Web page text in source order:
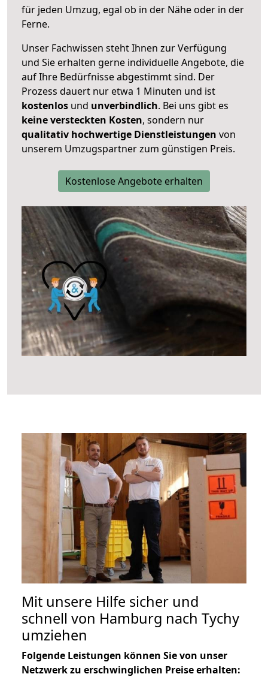
für jeden Umzug, egal ob in der Nähe oder in der
Ferne.
Unser Fachwissen steht Ihnen zur Verfügung
und Sie erhalten gerne individuelle Angebote, die
auf Ihre Bedürfnisse abgestimmt sind. Der
Prozess dauert nur etwa 1 Minuten und ist
kostenlos und unverbindlich. Bei uns gibt es
keine versteckten Kosten, sondern nur
qualitativ hochwertige Dienstleistungen von
unserem Umzugspartner zum günstigen Preis.
Kostenlose Angebote erhalten
Mit unsere Hilfe sicher und
schnell von Hamburg nach Tychy
umziehen
Folgende Leistungen können Sie von unser
Netzwerk zu erschwinglichen Preise erhalten: